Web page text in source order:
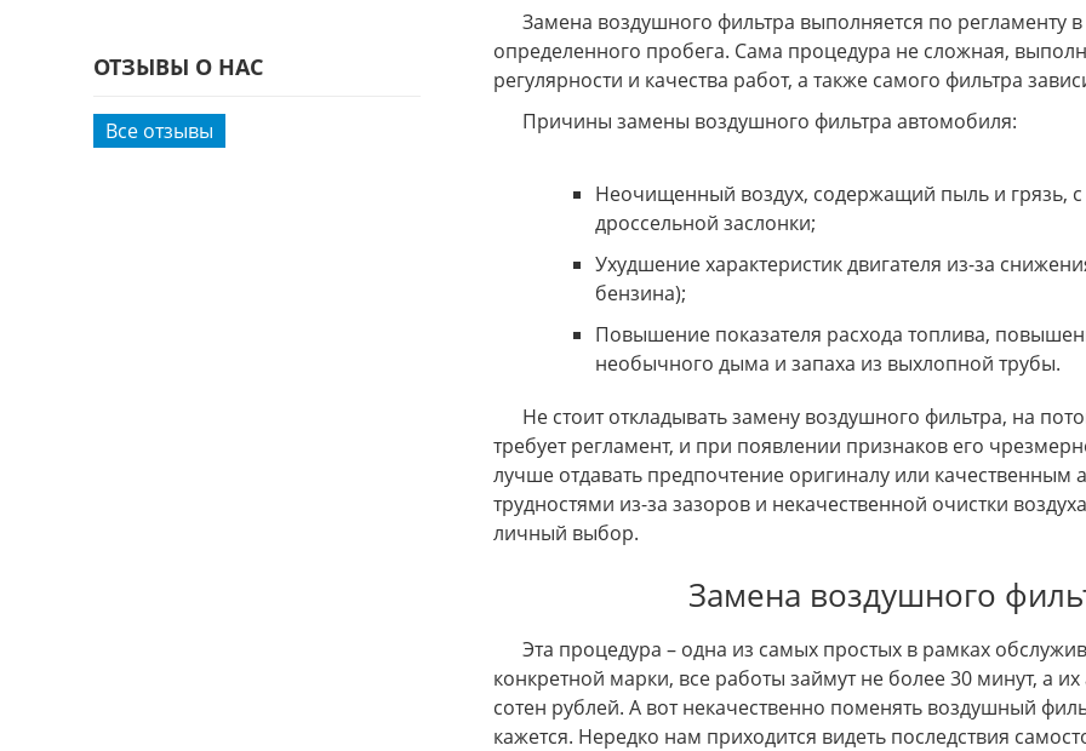
ОТЗЫВЫ О НАС
Все отзывы
Замена воздушного фильтра выполняется по регламенту
определенного пробега. Сама процедура не сложная,
регулярности и качества работ, а также самого фильтра
Причины замены воздушного фильтра автомобиля:
Неочищенный воздух, содержащий пыль и грязь,
дроссельной заслонки;
Ухудшение характеристик двигателя из-за
бензина);
Повышение показателя расхода топлива,
необычного дыма и запаха из выхлопной трубы.
Не стоит откладывать замену воздушного фильтра, на
требует регламент, и при появлении признаков его
лучше отдавать предпочтение оригиналу или качественным
трудностями из-за зазоров и некачественной очистки
личный выбор.
Замена воздушного
Эта процедура – одна из самых простых в рамках
конкретной марки, все работы займут не более 30 минут, а их
сотен рублей. А вот некачественно поменять воздушный
кажется. Нередко нам приходится видеть последствия